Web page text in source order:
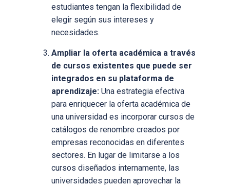
estudiantes tengan la flexibilidad de
elegir según sus intereses y
necesidades.
Ampliar la oferta académica a través
de cursos existentes que puede ser
integrados en su plataforma de
aprendizaje: Una estrategia efectiva
para enriquecer la oferta académica de
una universidad es incorporar cursos de
catálogos de renombre creados por
empresas reconocidas en diferentes
sectores. En lugar de limitarse a los
cursos diseñados internamente, las
universidades pueden aprovechar la